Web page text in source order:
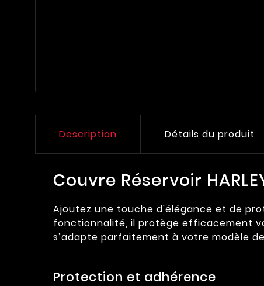
Description Détails du produit
Couvre Réservoir
Ajoutez une touche d'élégance et de
fonctionnalité, il protège efficacement
s’adapte parfaitement à votre modèle
Protection et adhérence